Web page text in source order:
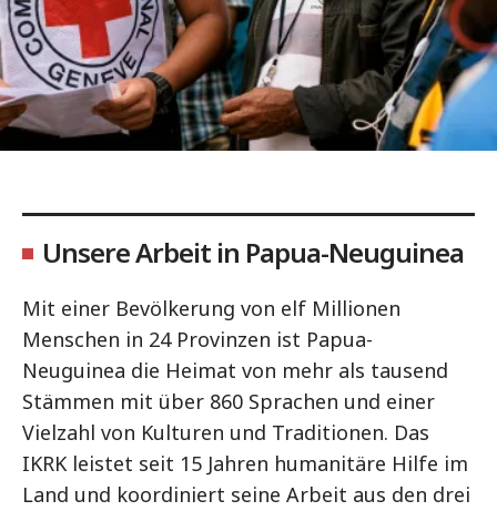
Unsere Arbeit in Papua-Neuguinea
Mit einer Bevölkerung von elf Millionen
Menschen in 24 Provinzen ist Papua-
Neuguinea die Heimat von mehr als tausend
Stämmen mit über 860 Sprachen und einer
Vielzahl von Kulturen und Traditionen. Das
IKRK leistet seit 15 Jahren humanitäre Hilfe im
Land und koordiniert seine Arbeit aus den drei